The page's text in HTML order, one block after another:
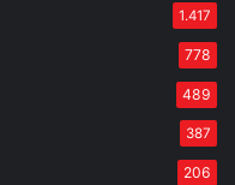
1.417
778
489
387
206